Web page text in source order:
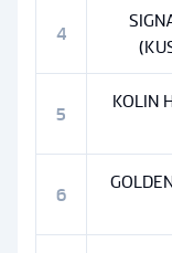
4
5
KOLIN
6